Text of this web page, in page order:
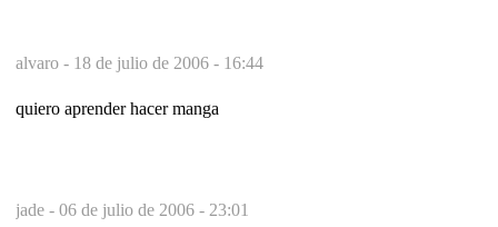
alvaro - 18 de julio de 2006 - 16:44
quiero aprender hacer manga
jade - 06 de julio de 2006 - 23:01